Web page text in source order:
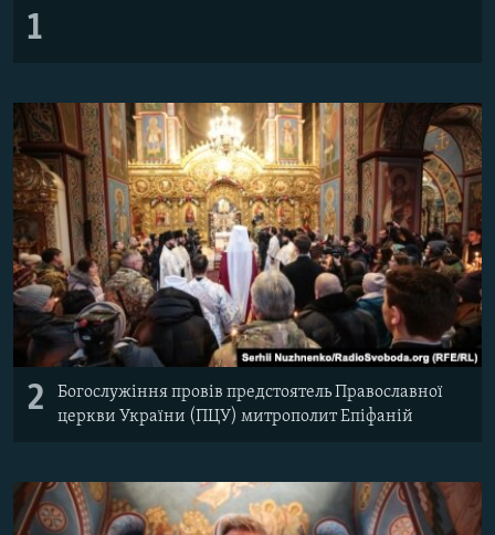
1
2
Богослужіння провів предстоятель Православної
церкви України (ПЦУ) митрополит Епіфаній